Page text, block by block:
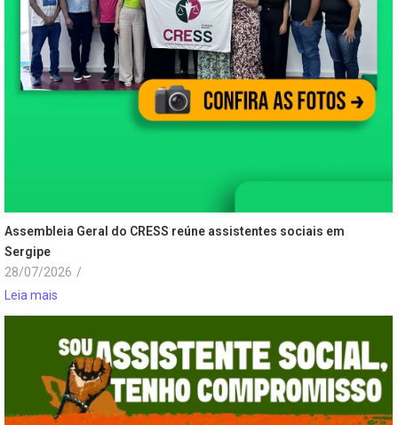
Assembleia Geral do CRESS reúne assistentes sociais em
Sergipe
28/07/2026 /
Leia mais